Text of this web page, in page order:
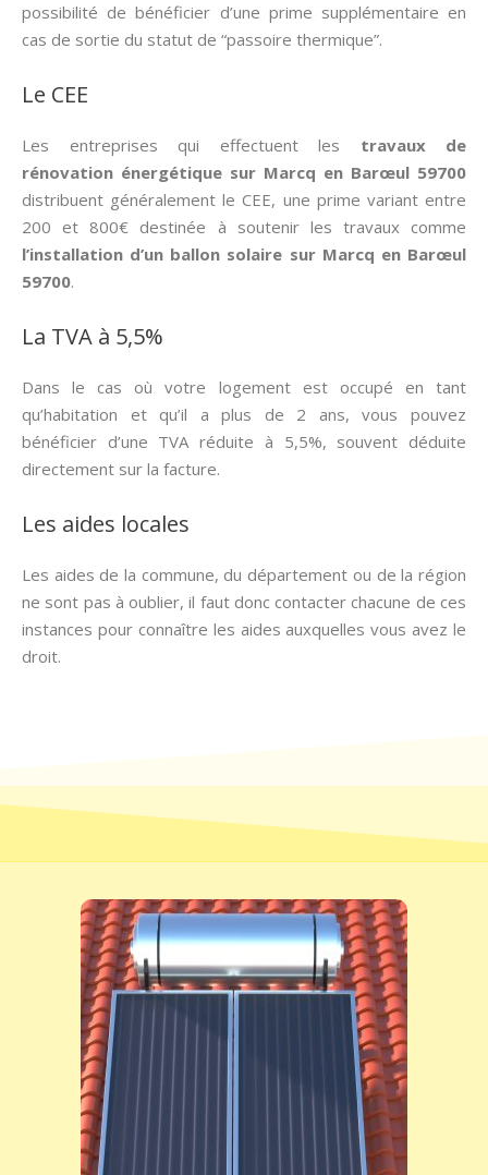
possibilité de bénéficier d’une prime supplémentaire en
cas de sortie du statut de “passoire thermique”.
Le CEE
Les entreprises qui effectuent les travaux de
rénovation énergétique sur Marcq en Barœul 59700
distribuent généralement le CEE, une prime variant entre
200 et 800€ destinée à soutenir les travaux comme
l’installation d’un ballon solaire sur Marcq en Barœul
59700.
La TVA à 5,5%
Dans le cas où votre logement est occupé en tant
qu’habitation et qu’il a plus de 2 ans, vous pouvez
bénéficier d’une TVA réduite à 5,5%, souvent déduite
directement sur la facture.
Les aides locales
Les aides de la commune, du département ou de la région
ne sont pas à oublier, il faut donc contacter chacune de ces
instances pour connaître les aides auxquelles vous avez le
droit.